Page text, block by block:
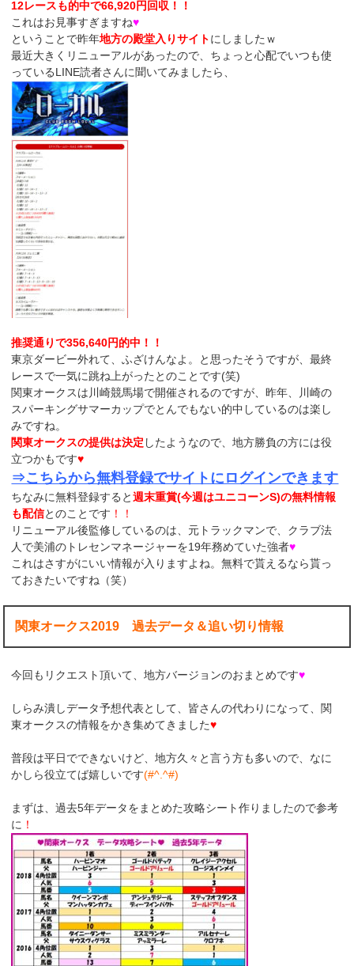
12レースも的中で66,920円回収！！
これはお見事すぎますね♥
ということで昨年地方の殿堂入りサイトにしましたｗ
最近大きくリニューアルがあったので、ちょっと心配でいつも使
っているLINE読者さんに聞いてみましたら、
推奨通りで356,640円的中！！
東京ダービー外れて、ふざけんなよ。と思ったそうですが、最終
レースで一気に跳ね上がったとのことです(笑)
関東オークスは川崎競馬場で開催されるのですが、昨年、川崎の
スパーキングサマーカップでとんでもない的中しているのは楽し
みですね。
関東オークスの提供は決定 したようなので、地方勝負の方には役
立つかもです♥
⇒こちらから無料登録でサイトにログインできます
ちなみに無料登録すると週末重賞(今週はユニコーンS)の無料情報
も配信とのことです ！！
リニューアル後監修しているのは、元トラックマンで、クラブ法
人で美浦のトレセンマネージャーを19年務めていた強者♥
これはさすがにいい情報が入りますよね。無料で貰えるなら貰っ
ておきたいですね（笑）
関東オークス2019 過去データ＆追い切り情報
今回もリクエスト頂いて、地方バージョンのおまとめです♥
しらみ潰しデータ予想代表として、皆さんの代わりになって、関
東オークスの情報をかき集めてきました♥
普段は平日でできないけど、地方久々と言う方も多いので、なに
かしら役立てば嬉しいです(#^.^#)
まずは、過去5年データをまとめた攻略シート作りましたので参考
に ！